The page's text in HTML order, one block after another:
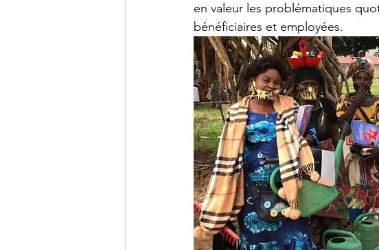
en valeur les problématiques
bénéficiaires et employées.